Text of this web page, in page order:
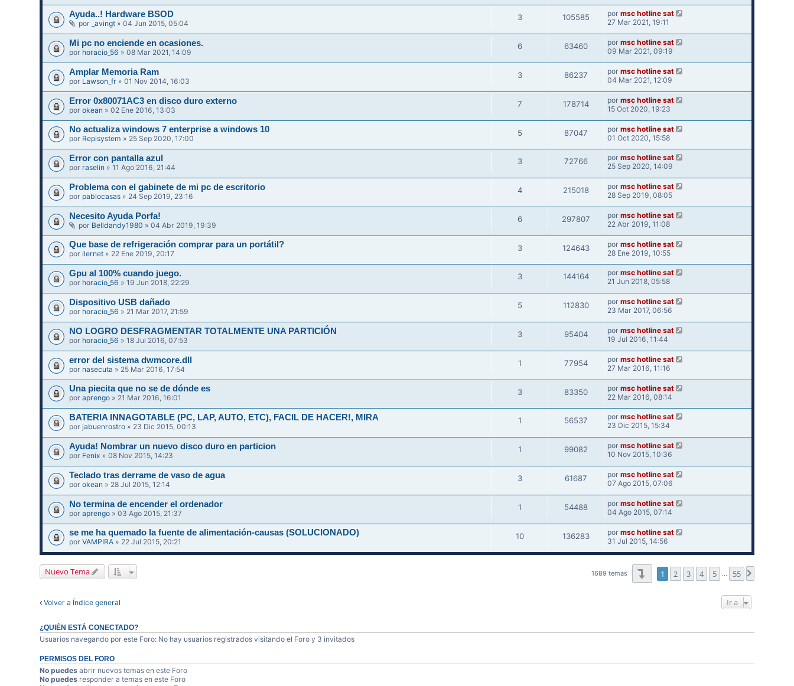
Ayuda..! Hardware BSOD
por _avingt » 04 Jun 2015, 05:04
3 105585 por msc hotline sat
27 Mar 2021, 19:11
Mi pc no enciende en ocasiones.
por horacio_56 » 08 Mar 2021, 14:09
6 63460 por msc hotline sat
09 Mar 2021, 09:19
Amplar Memoria Ram
por Lawson_fr » 01 Nov 2014, 16:03
3 86237 por msc hotline sat
04 Mar 2021, 12:09
Error 0x80071AC3 en disco duro externo
porokean » 02 Ene 2016, 13:03
7 178714 por msc hotline sat
15 Oct 2020, 19:23
No actualiza windows 7 enterprise a windows 10
por Repisystem » 25 Sep 2020, 17:00
5 87047 por msc hotline sat
01 Oct 2020, 15:58
Error con pantalla azul
por raselin » 11 Ago 2016, 21:44
3 72766 por msc hotline sat
25 Sep 2020, 14:09
Problema con el gabinete de mi pc de escritorio
por pablocasas » 24 Sep 2019, 23:16
4 215018 por msc hotline sat
28 Sep 2019, 08:05
Necesito Ayuda Porfa!
por Belldandy1980 » 04 Abr 2019, 19:39
6 297807 por msc hotline sat
22 Abr 2019, 11:08
Que base de refrigeración comprar para un portátil?
porilernet » 22 Ene 2019, 20:17
3 124643 por msc hotline sat
28 Ene 2019, 10:55
Gpu al 100% cuando juego.
por horacio_56 » 19 Jun 2018, 22:29
3 144164 por msc hotline sat
21 Jun 2018, 05:58
Dispositivo USB dañado
por horacio_56 » 21 Mar 2017, 21:59
5 112830 por msc hotline sat
23 Mar 2017, 06:56
NO LOGRO DESFRAGMENTAR TOTALMENTE UNA PARTICIÓN
por horacio_56 » 18 Jul 2016, 07:53
3 95404 por msc hotline sat
19 Jul 2016, 11:44
error del sistema dwmcore.dll
por nasecuta » 25 Mar 2016, 17:54
1 77954 por msc hotline sat
27 Mar 2016, 11:16
Una piecita que no se de dónde es
poraprengo » 21 Mar 2016, 16:01
3 83350 por msc hotline sat
22 Mar 2016, 08:14
BATERIA INNAGOTABLE (PC, LAP, AUTO, ETC), FACIL DE HACER!, MIRA
porjabuenrostro » 23 Dic 2015, 00:13
1 56537 por msc hotline sat
23 Dic 2015, 15:34
Ayuda! Nombrar un nuevo disco duro en particion
por Fenix » 08 Nov 2015, 14:23
1 99082 por msc hotline sat
10 Nov 2015, 10:36
Teclado tras derrame de vaso de agua
porokean » 28 Jul 2015, 12:14
3 61687 por msc hotline sat
07 Ago 2015, 07:06
No termina de encender el ordenador
poraprengo » 03 Ago 2015, 21:37
1 54488 por msc hotline sat
04 Ago 2015, 07:14
se me ha quemado la fuente de alimentación-causas (SOLUCIONADO)
porVAMPIRA » 22 Jul 2015, 20:21
10 136283 por msc hotline sat
31 Jul 2015, 14:56
Nuevo Tema 1689 temas Página1 de
1 2 3 4 5 … 55
Volver a Índice general Ir a
¿QUIÉN ESTÁ CONECTADO?
Usuarios navegando por este Foro: No hay usuarios registrados visitando el Foro y 3 invitados
PERMISOS DEL FORO
No puedes abrir nuevos temas en este Foro
No puedes responder a temas en este Foro